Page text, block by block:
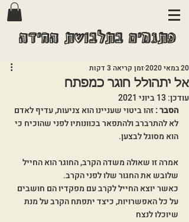
פתגמים בתלבושת החידה
אל יתהולל חוגר כמפתח
20 במאי 2020 זמן קריאה 3 דקות
עודכן: 13 ביוני 2021
הסבר : זהו ביטוי שעניינו הוא צניעות, עדיף לאדם
לא להתרברב ולהתפאר בכוונותיו לפני שהוכיח כי
הוא מסוגל לבצען.
אמרה זו שאולה משדה הקרב, החוגר הוא החייל
שלובש את החגור שלו לפני הקרב.
כאשר יוצא החייל לקרב עם מפקדיו הם חושבים
על כל האפשרויות, כיצד יתפתח הקרב על מנת
שיוכלו לנצח